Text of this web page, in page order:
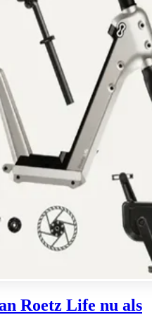
Roetz Life nu als